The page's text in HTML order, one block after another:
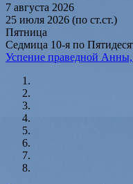
7 августа 2026
25 июля 2026 (по ст.ст.)
Пятница
Седмица 10-я по
Успение праведной